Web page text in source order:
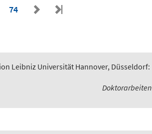
74
Leibniz Universität Hannover, Düsseldorf:
Doktorarbeiten